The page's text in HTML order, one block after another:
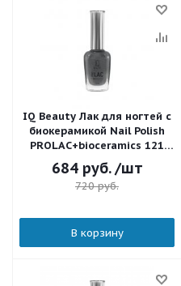
IQ Beauty Лак для ногтей с
биокерамикой Nail Polish
PROLAC+bioceramics 121
Dazzling graphite 12,5 мл.
684руб. /шт
720руб.
В корзину